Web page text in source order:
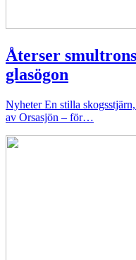
Återser
glasögon
Nyheter En stilla
av Orsasjön – för…